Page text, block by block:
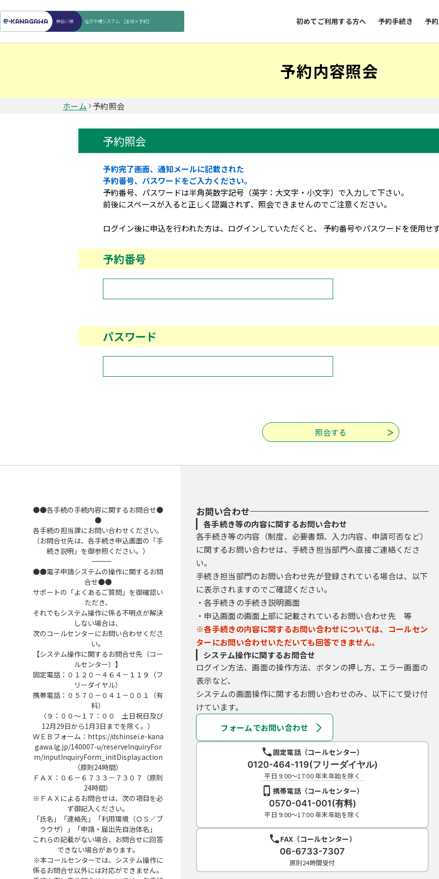
初めてご利用する方へ 予約手続き 予
予約内容照会
ホーム 予約照会
予約照会
予約完了画面、通知メールに記載された
予約番号、パスワードをご入力ください。
予約番号、パスワードは半角英数字記号（英字：大文字・小文字）で入力して下さい。
前後にスペースが入ると正しく認識されず、照会できませんのでご注意ください。
ログイン後に申込を行われた方は、ログインしていただくと、 予約番号やパスワードを使用せ
予約番号
パスワード
●●各手続の手続内容に関するお問合せ●
●
各手続の担当課にお問い合わせください。
（お問合せ先は、各手続き申込画面の「手
続き説明」を御参照ください。）
――――――――――――――――――――――――――――――――――――――――――――――――――
●●電子申請システムの操作に関するお問
合せ●●
サポートの「よくあるご質問」を御確認い
ただき、
それでもシステム操作に係る不明点が解決
しない場合は、
次のコールセンターにお問い合わせくださ
い。
【システム操作に関するお問合せ先（コー
ルセンター）】
固定電話：０１２０－４６４－１１９（フ
リーダイヤル）
携帯電話：０５７０－０４１－００１（有
料）
（９：００～１７：００ 土日祝日及び
12月29日から1月3日までを除く。）
ＷＥＢフォーム：https://dshinsei.e-kana
gawa.lg.jp/140007-u/reserveInquiryFor
m/inputInquiryForm_initDisplay.action
（原則24時間）
ＦＡＸ：０６－６７３３－７３０７（原則
24時間）
※ＦＡＸによるお問合せは、次の項目を必
ず御記入ください。
「氏名」「連絡先」「利用環境（ＯＳ／ブ
ラウザ）」「申請・届出先自治体名」
これらの記載がない場合、お問合せに回答
できない場合があります。
※本コールセンターでは、システム操作に
係るお問合せ以外には対応ができません。
お問い合わせ
各手続き等の内容に関するお問い合わせ
各手続き等の内容（制度、必要書類、入力内容、申請可否など）
に関するお問い合わせは、手続き担当部門へ直接ご連絡くださ
い。
手続き担当部門のお問い合わせ先が登録されている場合は、以下
に表示されますのでご確認ください。
・各手続きの手続き説明画面
・申込画面の画面上部に記載されているお問い合わせ先 等
※各手続きの内容に関するお問い合わせについては、コールセン
ターにお問い合わせいただいても回答できません。
システム操作に関するお問合せ
ログイン方法、画面の操作方法、ボタンの押し方、エラー画面の
表示など、
システムの画面操作に関するお問い合わせのみ、以下にて受け付
けています。
フォームでお問い合わせ
固定電話（コールセンター）
0120-464-119(フリーダイヤル)
平日 9:00～17:00 年末年始を除く
携帯電話（コールセンター）
0570-041-001(有料)
平日 9:00～17:00 年末年始を除く
FAX（コールセンター）
06-6733-7307
原則24時間受付